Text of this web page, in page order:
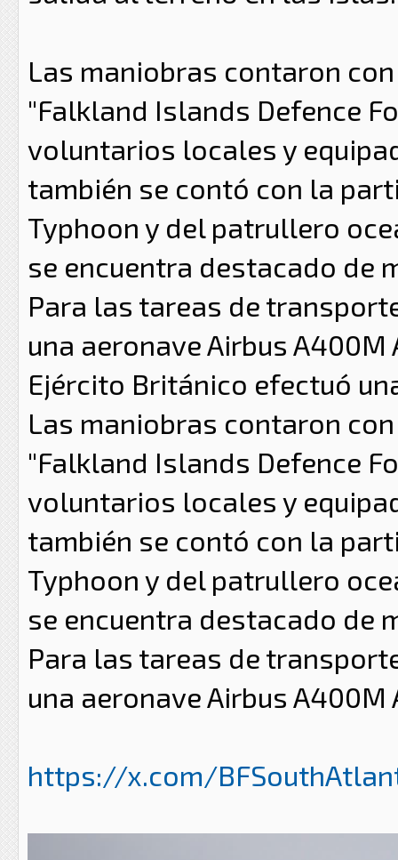
Las maniobras contaron
"Falkland Islands Defence
voluntarios locales y
también se contó con la
Typhoon y del patrullero
se encuentra destacado de
Para las tareas de
una aeronave Airbus
Ejército Británico efectuó
Las maniobras contaron
"Falkland Islands Defence
voluntarios locales y
también se contó con la
Typhoon y del patrullero
se encuentra destacado de
Para las tareas de
una aeronave Airbus
https://x.com/